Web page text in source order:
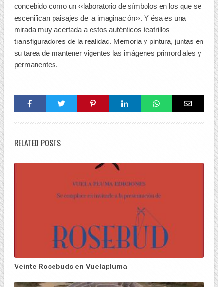
concebido como un ‹‹laboratorio de símbolos en los que se
escenifican paisajes de la imaginación››. Y ésa es una
mirada muy acertada a estos auténticos teatrillos
transfiguradores de la realidad. Memoria y pintura, juntas en
su tarea de mantener vigentes las imágenes primordiales y
permanentes.
RELATED POSTS
Veinte Rosebuds en Vuelapluma